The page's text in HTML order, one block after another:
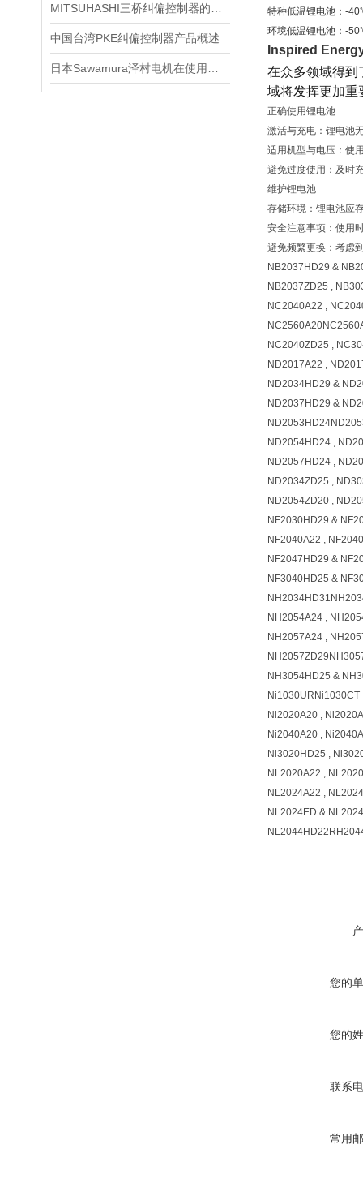
中国台湾PKE纠偏控制器产品概述
特种低温锂电池：-
环境低温锂电池：-
Inspired
在众多领域得到
域将发挥更加重
正确使用锂电池
激活与充电：锂电池
适用机型与电压：使
避免过度使用：及时
维护锂电池
存储环境：锂电池应
安全注意事项：使用
避免频繁更换：考虑
NB2037HD29 &
NB2037ZD25 ,
NC2040A22 ,
NC2040ZD25 ,
ND2017A22 ,
ND2034HD29 &
ND2037HD29 &
ND2054HD24 ,
ND2057HD24 ,
ND2034ZD25 ,
ND2054ZD20 ,
NF2030HD29 &
NF2040A22 ,
NF2047HD29 &
NF3040HD25 &
NH2054A24 ,
NH2057A24 ,
NH3054HD25 &
Ni1030URNi1030CT
Ni2020A20 ,
Ni2040A20 ,
Ni3020HD25 ,
NL2020A22 ,
NL2024A22 ,
NL2024ED &
NL2044HD22
您的
您的
联系
常用